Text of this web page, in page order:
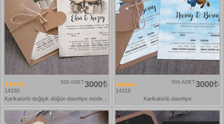
14330
3000
500 ADET
14319
3000
500 ADET
Karikatürlü davetiye